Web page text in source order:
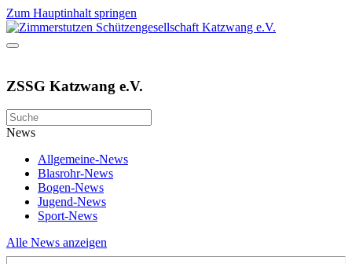
Zum Hauptinhalt springen
ZSSG Katzwang e.V.
News
Allgemeine-News
Blasrohr-News
Bogen-News
Jugend-News
Sport-News
Alle News anzeigen